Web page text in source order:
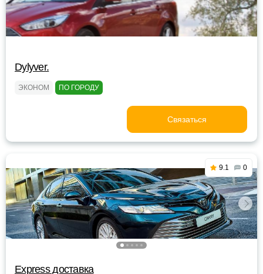
Dylyver.
ЭКОНОМ ПО ГОРОДУ
Связаться
9.1 0
Express доставка